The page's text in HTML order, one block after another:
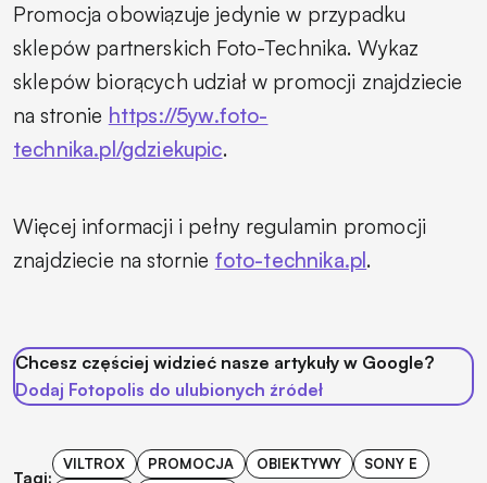
Promocja obowiązuje jedynie w przypadku
sklepów partnerskich Foto-Technika. Wykaz
sklepów biorących udział w promocji znajdziecie
na stronie https://5yw.foto-
technika.pl/gdziekupic.
Więcej informacji i pełny regulamin promocji
znajdziecie na stornie foto-technika.pl .
Chcesz częściej widzieć nasze artykuły w Google?
Dodaj Fotopolis do ulubionych źródeł
Tagi:
VILTROX PROMOCJA OBIEKTYWY
SONY E